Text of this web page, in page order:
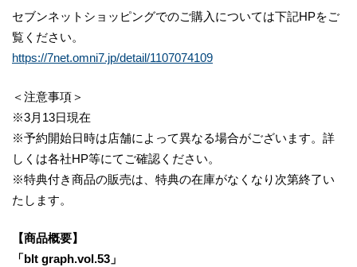
セブンネットショッピングでのご購入については下記HPをご
覧ください。
https://7net.omni7.jp/detail/1107074109
＜注意事項＞
※3月13日現在
※予約開始日時は店舗によって異なる場合がございます。詳
しくは各社HP等にてご確認ください。
※特典付き商品の販売は、特典の在庫がなくなり次第終了い
たします。
【商品概要】
「blt graph.vol.53」